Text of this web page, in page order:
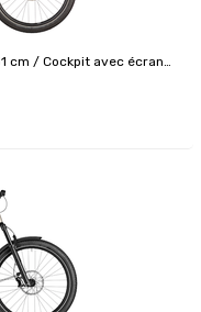
cm / Cockpit avec écran